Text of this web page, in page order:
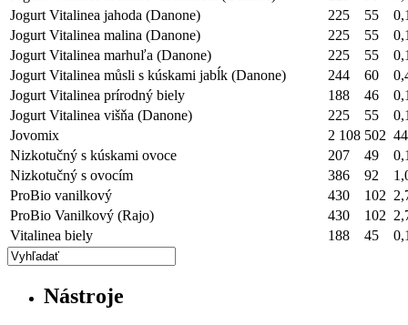
Jogurt Vitalinea jahoda (Danone)
225 55
Jogurt Vitalinea malina (Danone)
225 55
Jogurt Vitalinea marhuľa (Danone)
225 55
Jogurt Vitalinea můsli s kúskami jabĺk (Danone)
244 60
Jogurt Vitalinea prírodný biely
188 46
Jogurt Vitalinea višňa (Danone)
225 55
Jovomix
2 108 502
Nizkotučný s kúskami ovoce
207 49
Nizkotučný s ovocím
386 92
ProBio vanilkový
430 102
ProBio Vanilkový (Rajo)
430 102
Vitalinea biely
188 45
Nástroje